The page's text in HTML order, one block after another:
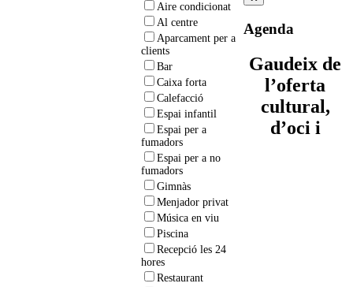
Aire condicionat
Al centre
Aparcament per a
clients
Bar
Caixa forta
Calefacció
Espai infantil
Espai per a
fumadors
Espai per a no
fumadors
Gimnàs
Menjador privat
Música en viu
Piscina
Recepció les 24
hores
Restaurant
Agenda
Gaudeix de
l’oferta
cultural,
d’oci i